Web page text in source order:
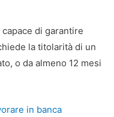
capace di garantire
la titolarità di un
o da almeno 12 mesi
in banca